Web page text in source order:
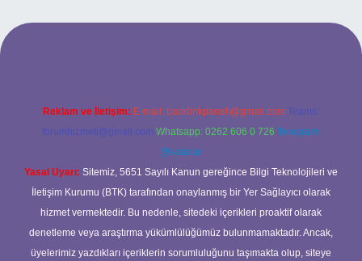
giriş adresi
Reklam ve İletişim: E-mail: backlinkpaneli@gmail.com Teams:
forumhizmeti@gmail.com Whatsapp: 0262 606 0 726 Telegram:
@karabul
Yasal Uyarı: Sitemiz, 5651 Sayılı Kanun gereğince Bilgi Teknolojileri ve
İletişim Kurumu (BTK) tarafından onaylanmış bir Yer Sağlayıcı olarak
hizmet vermektedir. Bu nedenle, sitedeki içerikleri proaktif olarak
denetleme veya araştırma yükümlülüğümüz bulunmamaktadır. Ancak,
üyelerimiz yazdıkları içeriklerin sorumluluğunu taşımakta olup, siteye